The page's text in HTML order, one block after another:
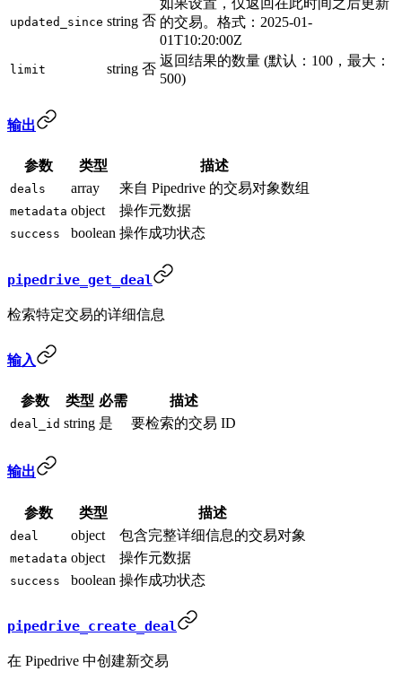
updated_since string 否 的交易。格式：2025-01-
01T10:20:00Z
limit string 否
返回结果的数量 (默认：100，最大：
500)
输出
参数 类型 描述
deals array 来自 Pipedrive 的交易对象数组
metadata object 操作元数据
success boolean 操作成功状态
pipedrive_get_deal
检索特定交易的详细信息
输入
参数 类型 必需 描述
deal_id string 是 要检索的交易 ID
输出
参数 类型 描述
deal object 包含完整详细信息的交易对象
metadata object 操作元数据
success boolean 操作成功状态
pipedrive_create_deal
在 Pipedrive 中创建新交易